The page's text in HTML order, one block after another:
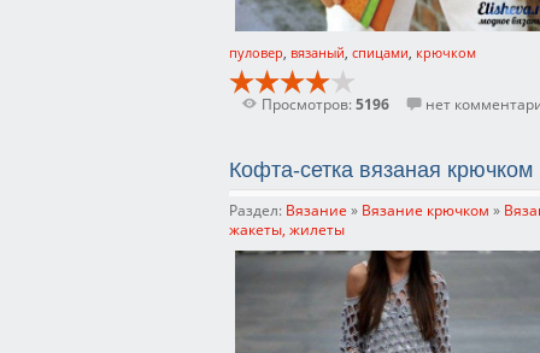
пуловер, вязаный, спицами, крючком
Просмотров:5196 нет
Кофта-сетка вязаная крючком
Раздел: Вязание » Вязание крючком »
жакеты, жилеты